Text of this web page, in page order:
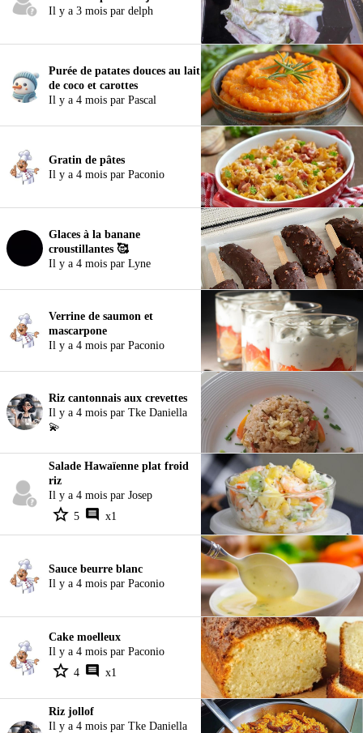
Il y a 3 mois par delph
Purée de patates douces au lait
de coco et carottes
Il y a 4 mois par Pascal
Gratin de pâtes
Il y a 4 mois par Paconio
Glaces à la banane
croustillantes 🥰
Il y a 4 mois par Lyne
Verrine de saumon et
mascarpone
Il y a 4 mois par Paconio
Riz cantonnais aux crevettes
Il y a 4 mois par Tke Daniella
💫
Salade Hawaïenne plat froid
riz
Il y a 4 mois par Josep
5
x1
Sauce beurre blanc
Il y a 4 mois par Paconio
Cake moelleux
Il y a 4 mois par Paconio
4
x1
Riz jollof
Il y a 4 mois par Tke Daniella